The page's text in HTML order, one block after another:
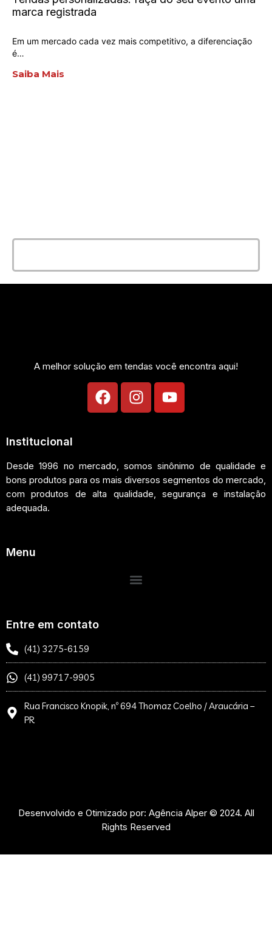
marca registrada
Em um mercado cada vez mais competitivo, a diferenciação
é…
Saiba Mais
A melhor solução em tendas você encontra aqui!
Institucional
Desde 1996 no mercado, somos sinônimo de qualidade e
bons produtos para os mais diversos segmentos do mercado,
com produtos de alta qualidade, segurança e instalação
adequada.
Menu
Entre em contato
(41) 3275-6159
(41) 99717-9905
Rua Francisco Knopik, nº 694 Thomaz Coelho / Araucária –
PR
Desenvolvido e Otimizado por: Agência Alper © 2024. All
Rights Reserved